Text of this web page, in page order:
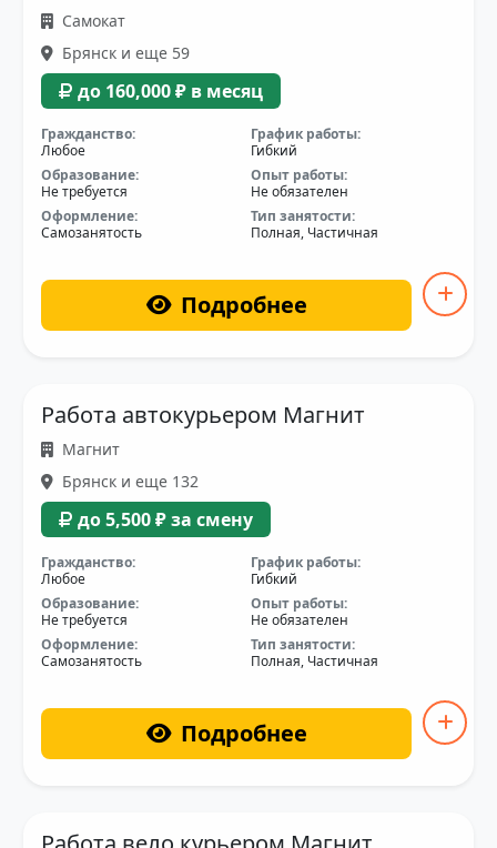
Самокат
Брянск и еще 59
до 160,000 ₽ в месяц
Гражданство:
Любое
График работы:
Гибкий
Образование:
Не требуется
Опыт работы:
Не обязателен
Оформление:
Самозанятость
Тип занятости:
Полная, Частичная
Подробнее
Работа автокурьером Магнит
Магнит
Брянск и еще 132
до 5,500 ₽ за смену
Гражданство:
Любое
График работы:
Гибкий
Образование:
Не требуется
Опыт работы:
Не обязателен
Оформление:
Самозанятость
Тип занятости:
Полная, Частичная
Подробнее